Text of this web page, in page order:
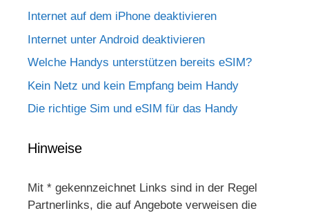
Internet auf dem iPhone deaktivieren
Internet unter Android deaktivieren
Welche Handys unterstützen bereits eSIM?
Kein Netz und kein Empfang beim Handy
Die richtige Sim und eSIM für das Handy
Hinweise
Mit * gekennzeichnet Links sind in der Regel
Partnerlinks, die auf Angebote verweisen die